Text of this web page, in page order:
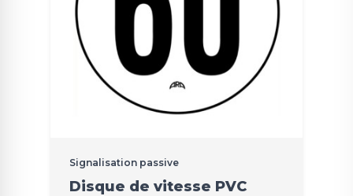
Signalisation passive
Disque de vitesse PVC